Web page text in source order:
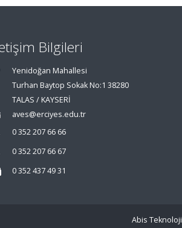
Bilgileri
Yenidoğan Mahallesi
Turhan Baytop Sokak No:1 38280
TALAS / KAYSERİ
aves@erciyes.edu.tr
0 352 207 66 66
0 352 207 66 67
0 352 437 49 31
Abis Teknoloji